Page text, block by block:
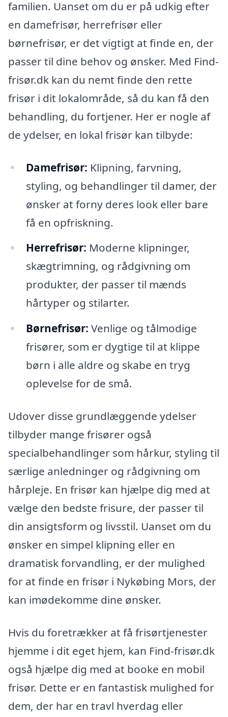
familien. Uanset om du er på udkig efter
en damefrisør, herrefrisør eller
børnefrisør, er det vigtigt at finde en, der
passer til dine behov og ønsker. Med Find-
frisør.dk kan du nemt finde den rette
frisør i dit lokalområde, så du kan få den
behandling, du fortjener. Her er nogle af
de ydelser, en lokal frisør kan tilbyde:
Damefrisør: Klipning, farvning,
styling, og behandlinger til damer, der
ønsker at forny deres look eller bare
få en opfriskning.
Herrefrisør: Moderne klipninger,
skægtrimning, og rådgivning om
produkter, der passer til mænds
hårtyper og stilarter.
Børnefrisør: Venlige og tålmodige
frisører, som er dygtige til at klippe
børn i alle aldre og skabe en tryg
oplevelse for de små.
Udover disse grundlæggende ydelser
tilbyder mange frisører også
specialbehandlinger som hårkur, styling til
særlige anledninger og rådgivning om
hårpleje. En frisør kan hjælpe dig med at
vælge den bedste frisure, der passer til
din ansigtsform og livsstil. Uanset om du
ønsker en simpel klipning eller en
dramatisk forvandling, er der mulighed
for at finde en frisør i Nykøbing Mors, der
kan imødekomme dine ønsker.
Hvis du foretrækker at få frisørtjenester
hjemme i dit eget hjem, kan Find-frisør.dk
også hjælpe dig med at booke en mobil
frisør. Dette er en fantastisk mulighed for
dem, der har en travl hverdag eller